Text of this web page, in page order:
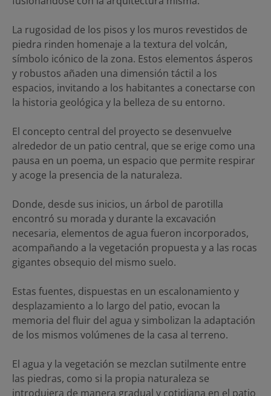
La rugosidad de los pisos y los muros revestidos de
piedra rinden homenaje a la textura del volcán,
símbolo icónico de la zona. Estos elementos ásperos
y robustos añaden una dimensión táctil a los
espacios, invitando a los habitantes a conectarse con
la historia geológica y la belleza de su entorno.
El concepto central del proyecto se desenvuelve
alrededor de un patio central, que se erige como una
pausa en un poema, un espacio que permite respirar
y acoge la presencia de la naturaleza.
Donde, desde sus inicios, un árbol de parotilla
encontró su morada y durante la excavación
necesaria, elementos de agua fueron incorporados,
acompañando a la vegetación propuesta y a las rocas
gigantes obsequio del mismo suelo.
Estas fuentes, dispuestas en un escalonamiento y
desplazamiento a lo largo del patio, evocan la
memoria del fluir del agua y simbolizan la adaptación
de los mismos volúmenes de la casa al terreno.
El agua y la vegetación se mezclan sutilmente entre
las piedras, como si la propia naturaleza se
introdujera de manera gradual y cotidiana en el patio